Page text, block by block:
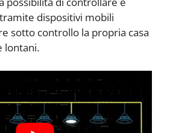
dispositivi mobili
sotto controllo la propria casa
lontani.